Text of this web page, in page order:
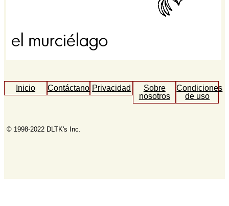
Inicio ContáctanosPrivacidad
Sobre
nosotros
Condiciones
de uso
© 1998-2022 DLTK's Inc.